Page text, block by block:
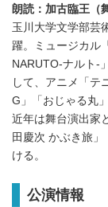
朗読：加古臨王（
玉川大学文学部芸
躍。ミュージカル
NARUTO-ナルト-
して、アニメ「テ
G」「おじゃる丸
近年は舞台演出家
田慶次 かぶき旅
ける。
公演情報